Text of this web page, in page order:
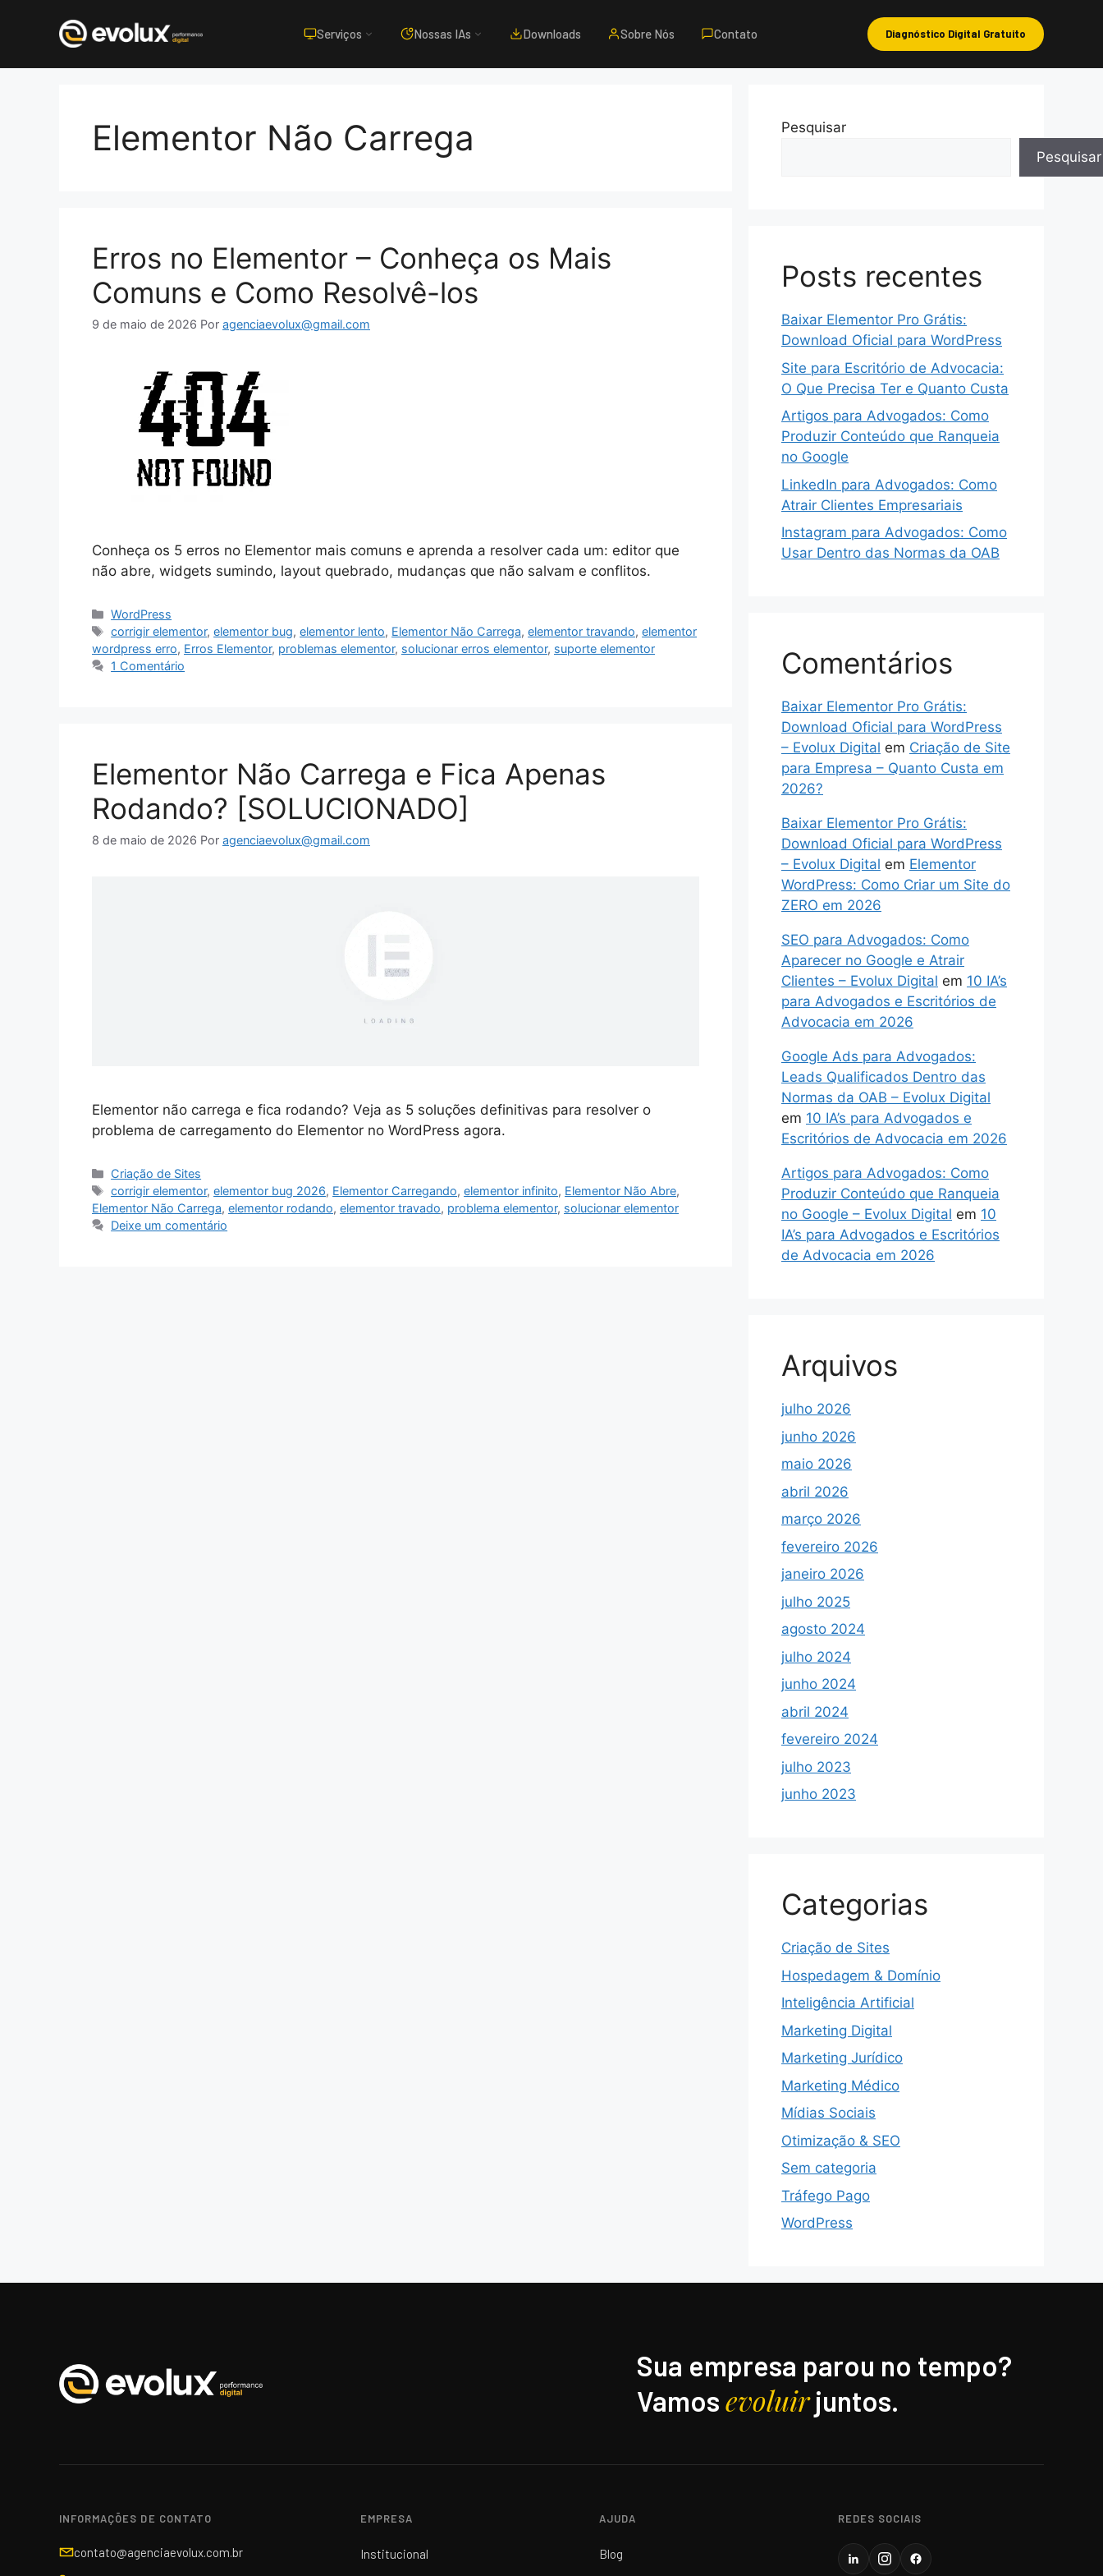
Serviços Nossas IAs Downloads Sobre Nós Contato Diagnóstico Digital Gratuito
Elementor Não Carrega
Erros no Elementor – Conheça os Mais
Comuns e Como Resolvê-los
9 de maio de 2026 Por agenciaevolux@gmail.com
Conheça os 5 erros no Elementor mais comuns e aprenda a resolver cada um: editor que
não abre, widgets sumindo, layout quebrado, mudanças que não salvam e conflitos.
Categorias
WordPress
Tags
corrigir elementor,elementor bug,elementor lento, Elementor Não Carrega,elementor travando,elementor
wordpress erro, Erros Elementor, problemas elementor, solucionar erros elementor, suporte elementor
1 Comentário
Elementor Não Carrega e Fica Apenas
Rodando? [SOLUCIONADO]
8 de maio de 2026 Por agenciaevolux@gmail.com
Elementor não carrega e fica rodando? Veja as 5 soluções definitivas para resolver o
problema de carregamento do Elementor no WordPress agora.
Categorias
Criação de Sites
Tags
corrigir elementor,elementor bug 2026, Elementor Carregando,elementor infinito, Elementor Não Abre,
Elementor Não Carrega, elementor rodando, elementor travado, problema elementor, solucionar elementor
Deixe um comentário
Pesquisar
Pesquisar
Posts recentes
Baixar Elementor Pro Grátis:
Download Oficial para WordPress
Site para Escritório de Advocacia:
O Que Precisa Ter e Quanto Custa
Artigos para Advogados: Como
Produzir Conteúdo que Ranqueia
no Google
LinkedIn para Advogados: Como
Atrair Clientes Empresariais
Instagram para Advogados: Como
Usar Dentro das Normas da OAB
Comentários
Baixar Elementor Pro Grátis:
Download Oficial para WordPress
– Evolux Digital em Criação de Site
para Empresa – Quanto Custa em
2026?
Baixar Elementor Pro Grátis:
Download Oficial para WordPress
– Evolux Digital em Elementor
WordPress: Como Criar um Site do
ZERO em 2026
SEO para Advogados: Como
Aparecer no Google e Atrair
Clientes – Evolux Digital em 10 IA’s
para Advogados e Escritórios de
Advocacia em 2026
Google Ads para Advogados:
Leads Qualificados Dentro das
Normas da OAB – Evolux Digital
em 10 IA’s para Advogados e
Escritórios de Advocacia em 2026
Artigos para Advogados: Como
Produzir Conteúdo que Ranqueia
no Google – Evolux Digital em 10
IA’s para Advogados e Escritórios
de Advocacia em 2026
Arquivos
julho 2026
junho 2026
maio 2026
abril 2026
março 2026
fevereiro 2026
janeiro 2026
julho 2025
agosto 2024
julho 2024
junho 2024
abril 2024
fevereiro 2024
julho 2023
junho 2023
Categorias
Criação de Sites
Hospedagem & Domínio
Inteligência Artificial
Marketing Digital
Marketing Jurídico
Marketing Médico
Mídias Sociais
Otimização & SEO
Sem categoria
Tráfego Pago
WordPress
Sua empresa parou no tempo?
Vamosevoluirjuntos.
INFORMAÇÕES DE CONTATO
contato@agenciaevolux.com.br
EMPRESA
Institucional
AJUDA
Blog
REDES SOCIAIS